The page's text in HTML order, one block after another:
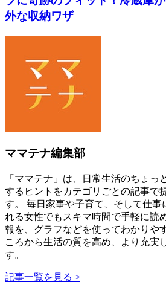
外な収納ワザ
ママテナ編集部
「ママテナ」は、日常生活のちょっ
するヒントをカテゴリごとの記事で
す。 毎日家事や子育て、そして仕事
れる女性でもスキマ時間で手軽に読
報を、グラフなどを使ってわかり
ころから生活の質を高め、より充実
す。
記事一覧を見る >